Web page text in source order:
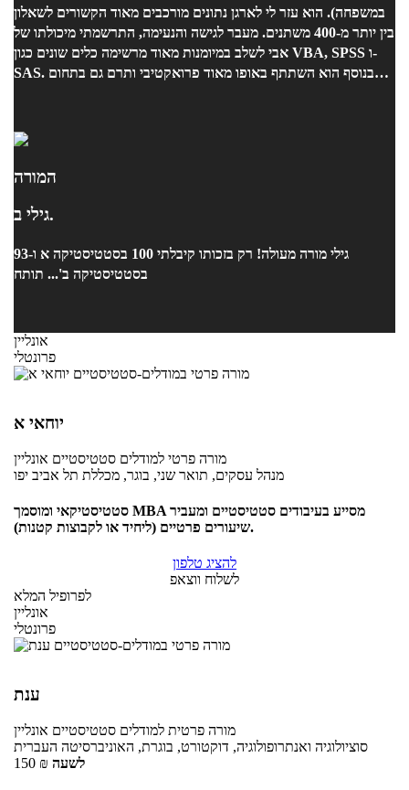
במשפחה). הוא עזר לי לארגן נתונים מורכבים מאוד הקשורים לשאלון
בין יותר מ-400 משתנים. מעבר לגישה והנעימה, התרשמתי מיכולתו של
אבי לשלב במיומנות מאוד מרשימה כלים שונים כגון VBA, SPSS ו-
SAS. בנוסף הוא השתתף באופו מאוד פרואקטיבי ותרם גם בתחום
המורה
גילי ב.
גילי מורה מעולה! רק בזכותו קיבלתי 100 בסטטיסטיקה א ו-93
בסטטיסטיקה ב'... תותח
אונליין
פרונטלי
יוחאי א
מורה פרטי למודלים סטטיסטיים אונליין
מנהל עסקים, תואר שני, בוגר, מכללת תל אביב יפו
סטטיסטיקאי ומוסמך MBA מסייע בעיבודים סטטיסטיים ומעביר
שיעורים פרטיים (ליחיד או לקבוצות קטנות).
להציג טלפון
לשלוח ווצאפ
לפרופיל המלא
אונליין
פרונטלי
ענת
מורה פרטית למודלים סטטיסטיים אונליין
סוציולוגיה ואנתרופולוגיה, דוקטורט, בוגרת, האוניברסיטה העברית
150 ₪ לשעה